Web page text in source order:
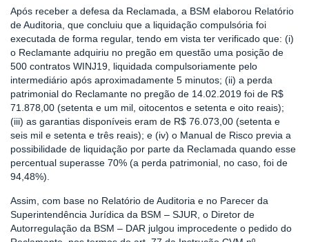
Após receber a defesa da Reclamada, a BSM elaborou Relatório
de Auditoria, que concluiu que a liquidação compulsória foi
executada de forma regular, tendo em vista ter verificado que: (i)
o Reclamante adquiriu no pregão em questão uma posição de
500 contratos WINJ19, liquidada compulsoriamente pelo
intermediário após aproximadamente 5 minutos; (ii) a perda
patrimonial do Reclamante no pregão de 14.02.2019 foi de R$
71.878,00 (setenta e um mil, oitocentos e setenta e oito reais);
(iii) as garantias disponíveis eram de R$ 76.073,00 (setenta e
seis mil e setenta e três reais); e (iv) o Manual de Risco previa a
possibilidade de liquidação por parte da Reclamada quando esse
percentual superasse 70% (a perda patrimonial, no caso, foi de
94,48%).
Assim, com base no Relatório de Auditoria e no Parecer da
Superintendência Jurídica da BSM – SJUR, o Diretor de
Autorregulação da BSM – DAR julgou improcedente o pedido do